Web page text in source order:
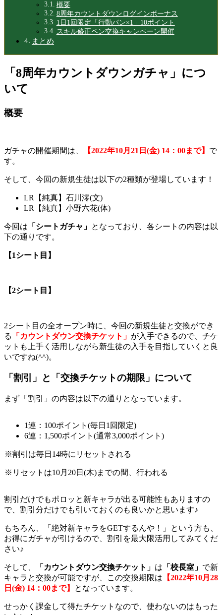
概要
8周年カウントダウンログインボーナス
1日1回限定「行動パン×1」10ポイント
スキル修正ペン交換キャンペーン開催
まとめ
「8周年カウントダウンガチャ」につ
いて
概要
ガチャの開催期間は、 【2022年10月21 日(金) 14 ：00まで】 で
す。
そして、今回の新規生徒は以下の2種類が登場しています！
LR【純真】石川澪(文)
LR【純真】小野六花(体)
今回は 「シートガチャ」 となっており、各シートの内容は以
下の通りです。
【1シート目】
【2シート目】
2シート目の全オープン時に、今回の新規生徒と交換ができ
る
「カウントダウン交換チケット」 が入手できるので、チケ
ットも上手く活用しながら新生徒の入手を目指していくと良
いですね(^^)。
「割引」と「交換チケットの期限」について
まず「割引」の内容は以下の通りとなっています。
1連：100ポイント(毎日1回限定)
6連：1,500ポイント(通常3,000ポイント)
※割引は毎日14時にリセットされる
※リセットは10月20日(木)までの間、行われる
割引だけでもポロッと新キャラが出る可能性もありますの
で、割引分だけでも引いておくのも良いかと思います♪
もちろん、「絶対新キャラをGETするんや！」という方も、
お得にガチャが引けるので、割引を最大限活用してみてくだ
さい♪
そして、 「カウントダウン交換チケット」 は 「校長室」 で新
キャラと交換が可能ですが、この交換期限は 【2022年10月28
日(金) 14 ：00まで】 となっています。
せっかく課金して得たチケットなので、使わないのはもった